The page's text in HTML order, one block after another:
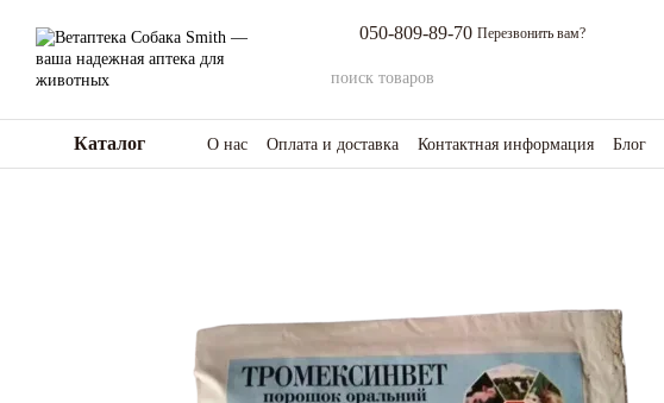
050-809-89-70 Перезвонить вам?
Каталог О нас Оплата и доставка Контактная информация Блог
Возврат товара и средств
Отзывы о магазине